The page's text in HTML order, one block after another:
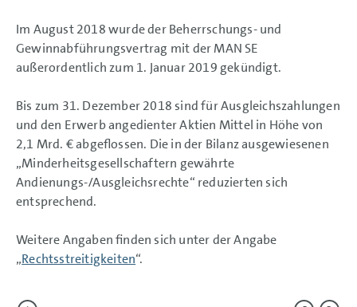
Im August 2018 wurde der Beherrschungs- und
Gewinnabführungsvertrag mit der MAN SE
außerordentlich zum 1. Januar 2019 gekündigt.
Bis zum 31. Dezember 2018 sind für Ausgleichszahlungen
und den Erwerb angedienter Aktien Mittel in Höhe von
2,1 Mrd. €abgeflossen. Die in der Bilanz ausgewiesenen
„Minderheitsgesellschaftern gewährte
Andienungs-/Ausgleichsrechte“ reduzierten sich
entsprechend.
Weitere Angaben finden sich unter der Angabe
„Rechtsstreitigkeiten“.